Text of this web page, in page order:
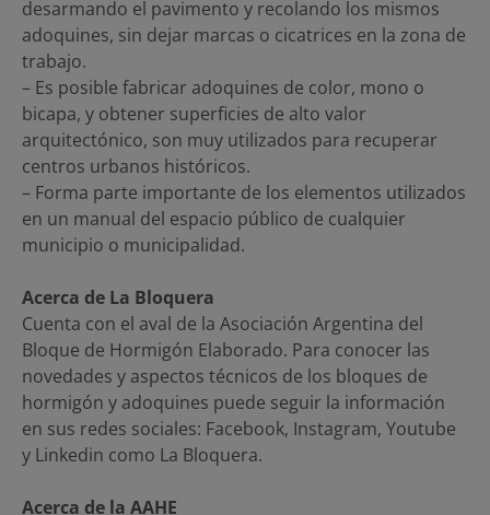
desarmando el pavimento y recolando los mismos
adoquines, sin dejar marcas o cicatrices en la zona de
trabajo.
– Es posible fabricar adoquines de color, mono o
bicapa, y obtener superficies de alto valor
arquitectónico, son muy utilizados para recuperar
centros urbanos históricos.
– Forma parte importante de los elementos utilizados
en un manual del espacio público de cualquier
municipio o municipalidad.
Acerca de La Bloquera
Cuenta con el aval de la Asociación Argentina del
Bloque de Hormigón Elaborado. Para conocer las
novedades y aspectos técnicos de los bloques de
hormigón y adoquines puede seguir la información
en sus redes sociales: Facebook, Instagram, Youtube
y Linkedin como La Bloquera.
Acerca de la AAHE